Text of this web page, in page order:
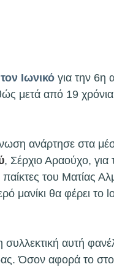
Ιωνικό για την 6η
μετά από 19
ανάρτησε στα
, Σέρχιο Αραούχο, για
του Ματίας
μανίκι θα φέρει το
αυτή
Όσον αφορά το